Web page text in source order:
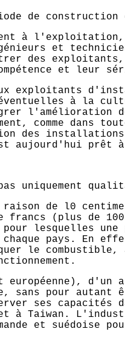
de construction
à l'exploitation,
et
des
et leur
exploitants
à la
des
comme dans
des
aujourd'hui prêt à
uniquement
de l0
(plus de
lesquelles une
pays. En
le
d'un
sans pour
ses capacités
à Taiwan.
et suédoise